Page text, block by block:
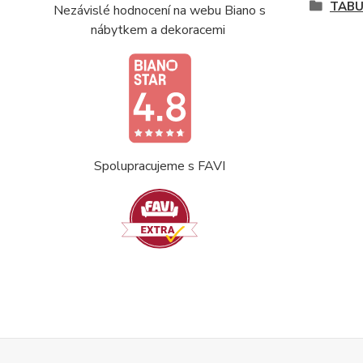
Nezávislé hodnocení na webu Biano s
nábytkem a dekoracemi
Spolupracujeme s FAVI